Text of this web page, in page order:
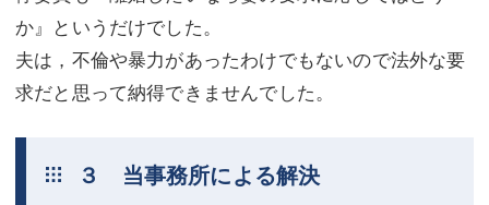
か』というだけでした。
夫は，不倫や暴力があったわけでもないので法外な要
求だと思って納得できませんでした。
３ 当事務所による解決